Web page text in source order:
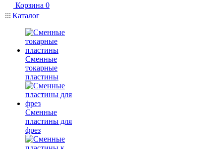
Корзина 0
Каталог
Сменные
токарные
пластины
Сменные
пластины для
фрез